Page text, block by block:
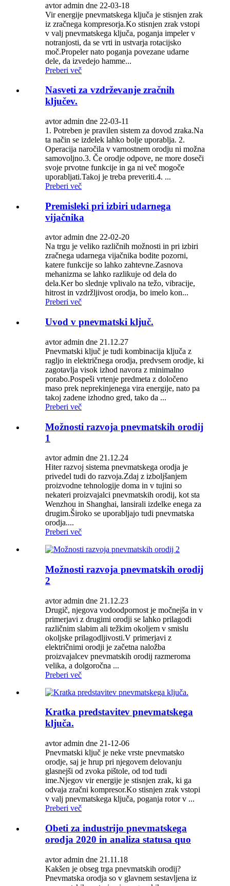
avtor admin dne 22-03-18
Vir energije pnevmatskega ključa je stisnjen zrak
iz zračnega kompresorja.Ko stisnjen zrak vstopi
v valj pnevmatskega ključa, poganja impeler v
notranjosti, da se vrti in ustvarja rotacijsko
moč.Propeler nato poganja povezane udarne
dele, da izvedejo hamme...
Preberi več
Nasveti za vzdrževanje zračnih
ključev.
avtor admin dne 22-03-11
1. Potreben je pravilen sistem za dovod zraka.Na
ta način se izdelek lahko bolje uporablja. 2.
Operacija naročila v varnostnem orodju ni možna
samovoljno.3. Če orodje odpove, ne more doseči
svoje prvotne funkcije in ga ni več mogoče
uporabljati.Takoj je treba preveriti.4. ...
Preberi več
Premisleki pri izbiri udarnega
vijačnika
avtor admin dne 22-02-20
Na trgu je veliko različnih možnosti in pri izbiri
zračnega udarnega vijačnika bodite pozorni,
katere funkcije so lahko zahtevne.Zasnova
mehanizma se lahko razlikuje od dela do
dela.Ker bo slednje vplivalo na težo, vibracije,
hitrost in vzdržljivost orodja, bo imelo kon...
Preberi več
Uvod v pnevmatski ključ.
avtor admin dne 21.12.27
Pnevmatski ključ je tudi kombinacija ključa z
ragljo in električnega orodja, predvsem orodje, ki
zagotavlja visok izhod navora z minimalno
porabo.Pospeši vrtenje predmeta z določeno
maso prek neprekinjenega vira energije, nato pa
takoj zadene izhodno gred, tako da ...
Preberi več
Možnosti razvoja pnevmatskih orodij
1
avtor admin dne 21.12.24
Hiter razvoj sistema pnevmatskega orodja je
privedel tudi do razvoja.Zdaj z izboljšanjem
proizvodne tehnologije doma in v tujini so
nekateri proizvajalci pnevmatskih orodij, kot sta
Wenzhou in Shanghai, lansirali izdelke enega za
drugim.Široko se uporabljajo tudi pnevmatska
orodja....
Preberi več
Možnosti razvoja pnevmatskih orodij
2
avtor admin dne 21.12.23
Drugič, njegova vodoodpornost je močnejša in v
primerjavi z drugimi orodji se lahko prilagodi
različnim slabim ali težkim okoljem v smislu
okoljske prilagodljivosti.V primerjavi z
električnimi orodji je začetna naložba
proizvajalcev pnevmatskih orodij razmeroma
velika, a dolgoročna ...
Preberi več
Kratka predstavitev pnevmatskega
ključa.
avtor admin dne 21-12-06
Pnevmatski ključ je neke vrste pnevmatsko
orodje, saj je hrup pri njegovem delovanju
glasnejši od zvoka pištole, od tod tudi
ime.Njegov vir energije je stisnjen zrak, ki ga
odvaja zračni kompresor.Ko stisnjen zrak vstopi
v valj pnevmatskega ključa, poganja rotor v ...
Preberi več
Obeti za industrijo pnevmatskega
orodja 2020 in analiza statusa quo
avtor admin dne 21.11.18
Kakšen je obseg trga pnevmatskih orodij?
Pnevmatska orodja so v glavnem sestavljena iz